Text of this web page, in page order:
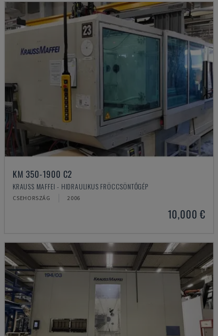
KM 350-1900 C2
KRAUSS MAFFEI - HIDRAULIKUS FRÖCCSÖNTŐGÉP
CSEHORSZÁG 2006
10,000 €